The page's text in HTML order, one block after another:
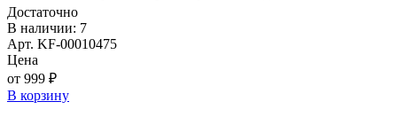
Достаточно
В наличии: 7
Арт. KF-00010475
Цена
от 999 ₽
В корзину